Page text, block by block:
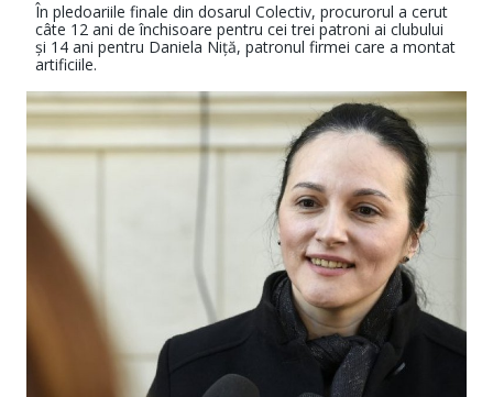
În pledoariile finale din dosarul Colectiv, procurorul a cerut
câte 12 ani de închisoare pentru cei trei patroni ai clubului
și 14 ani pentru Daniela Niță, patronul firmei care a montat
artificiile.